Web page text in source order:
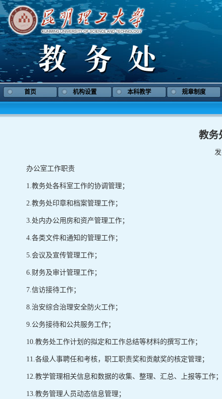
首页 机构设置 本科教学 规章制度
教务
办公室工作职责
1.教务处各科室工作的协调管理；
2.教务处印章和档案管理工作；
3.处内办公用房和资产管理工作；
4.各类文件和通知的管理工作；
5.会议及宣传管理工作；
6.财务及审计管理工作；
7.信访接待工作；
8.治安综合治理安全防火工作；
9.公务接待和公共服务工作；
10.教务处工作计划的拟定和工作总结等材料的撰写工作；
11.各级人事聘任和考核，职工职责奖和贡献奖的核定管理；
12.教学管理相关信息和数据的收集、整理、汇总、上报等工作
13.教务管理人员动态信息管理；